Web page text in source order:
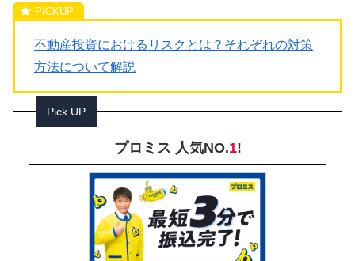
不動産投資におけるリスクとは？それぞれの対策
方法について解説
Pick UP
プロミス 人気NO.1!